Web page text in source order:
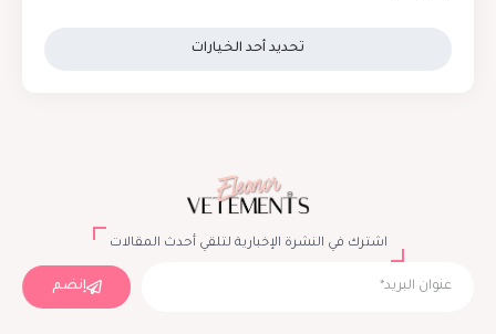
تحديد أحد الخيارات
اشترك في النشرة الإخبارية لتلقي أحدث المقالات
إنضم